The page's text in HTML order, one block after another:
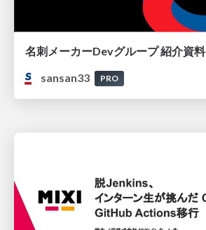
名刺メーカーDevグループ 紹介資料
sansan33
PRO